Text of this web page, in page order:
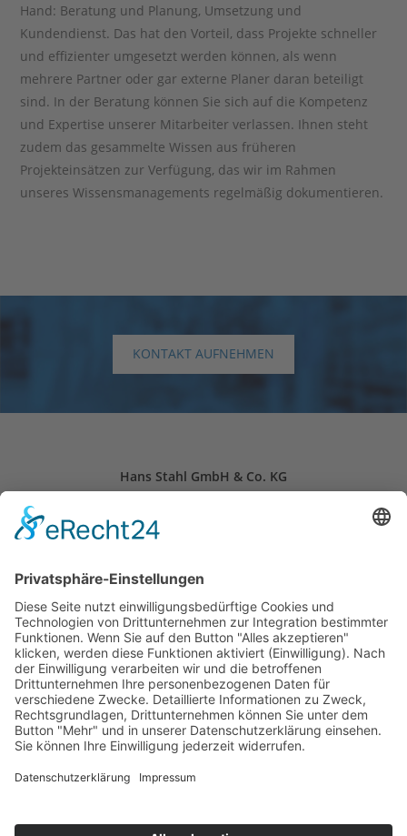
Hand: Beratung und Planung, Umsetzung und
Kundendienst. Das hat den Vorteil, dass Projekte schneller
und effizienter umgesetzt werden können, als wenn
mehrere Partner oder gar externe Planer daran beteiligt
sind. In der Beratung können Sie sich auf die Kompetenz
und Expertise unserer Mitarbeiter verlassen. Ihnen steht
zudem das gesammelte Wissen aus früheren
Projekteinsätzen zur Verfügung, das wir im Rahmen
unseres Wissensmanagements regelmäßig dokumentieren.
KONTAKT AUFNEHMEN
Hans Stahl GmbH & Co. KG
59494 Soest, Deutschland
24-Stunden-Notdienst: +49 (0) 2921 – 96 96 0
info(at)stahl-soest.de
Folgen Sie uns
© 2026 Hans Stahl GmbH + Co. KG